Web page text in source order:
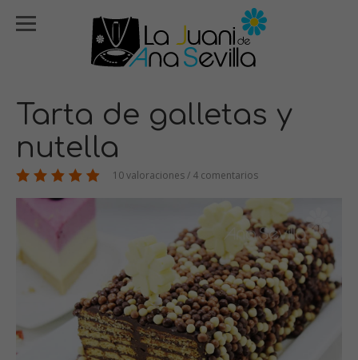
Tarta de galletas y
nutella
10 valoraciones / 4 comentarios